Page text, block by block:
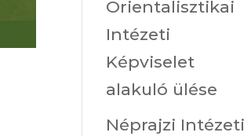
Orientalisztikai
Intézeti
Képviselet
alakuló ülése
Néprajzi Intézeti